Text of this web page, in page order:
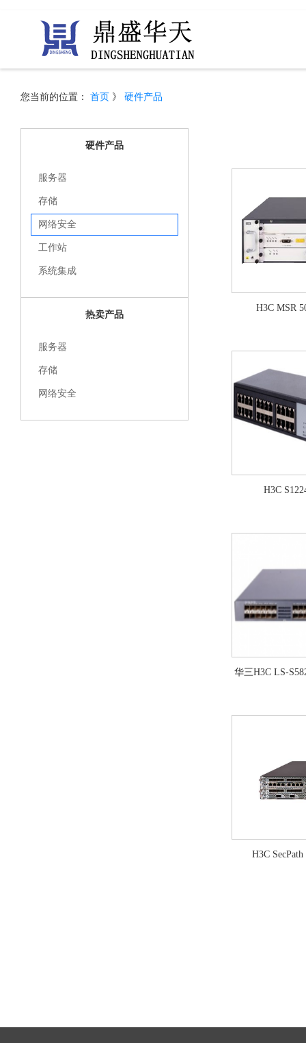
您当前的位置： 首页 》 硬件产品
硬件产品
服务器
存储
网络安全
工作站
系统集成
热卖产品
服务器
存储
网络安全
H3C MSR
H3C
华三H3C LS-
H3C